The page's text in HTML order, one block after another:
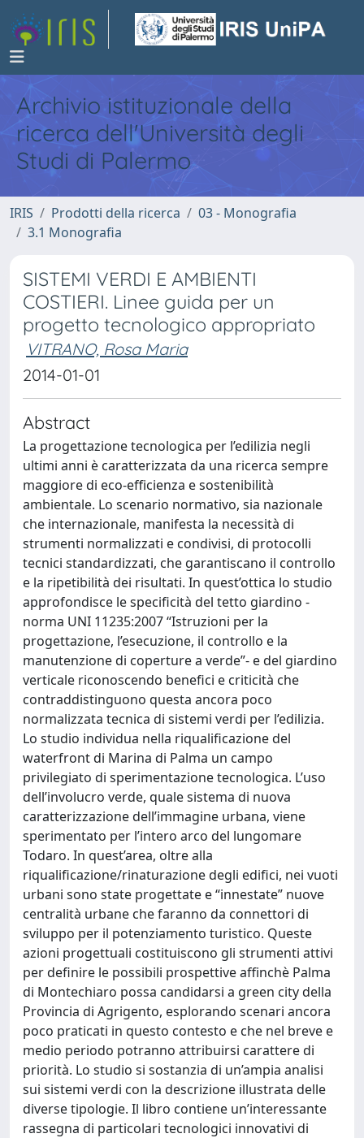
Archivio istituzionale della
ricerca dell'Università degli
Studi di Palermo
IRIS Prodotti della ricerca
03 - Monografia
3.1 Monografia
SISTEMI VERDI E AMBIENTI
COSTIERI. Linee guida per un
progetto tecnologico appropriato
VITRANO, Rosa Maria
2014-01-01
Abstract
La progettazione tecnologica per l’edilizia negli
ultimi anni è caratterizzata da una ricerca sempre
maggiore di eco-efficienza e sostenibilità
ambientale. Lo scenario normativo, sia nazionale
che internazionale, manifesta la necessità di
strumenti normalizzati e condivisi, di protocolli
tecnici standardizzati, che garantiscano il controllo
e la ripetibilità dei risultati. In quest’ottica lo studio
approfondisce le specificità del tetto giardino -
norma UNI 11235:2007 “Istruzioni per la
progettazione, l’esecuzione, il controllo e la
manutenzione di coperture a verde”- e del giardino
verticale riconoscendo benefici e criticità che
contraddistinguono questa ancora poco
normalizzata tecnica di sistemi verdi per l’edilizia.
Lo studio individua nella riqualificazione del
waterfront di Marina di Palma un campo
privilegiato di sperimentazione tecnologica. L’uso
dell’involucro verde, quale sistema di nuova
caratterizzazione dell’immagine urbana, viene
sperimentato per l’intero arco del lungomare
Todaro. In quest’area, oltre alla
riqualificazione/rinaturazione degli edifici, nei vuoti
urbani sono state progettate e “innestate” nuove
centralità urbane che faranno da connettori di
sviluppo per il potenziamento turistico. Queste
azioni progettuali costituiscono gli strumenti attivi
per definire le possibili prospettive affinchè Palma
di Montechiaro possa candidarsi a green city della
Provincia di Agrigento, esplorando scenari ancora
poco praticati in questo contesto e che nel breve e
medio periodo potranno attribuirsi carattere di
priorità. Lo studio si sostanzia di un’ampia analisi
sui sistemi verdi con la descrizione illustrata delle
diverse tipologie. Il libro contiene un’interessante
rassegna di particolari tecnologici innovativi di